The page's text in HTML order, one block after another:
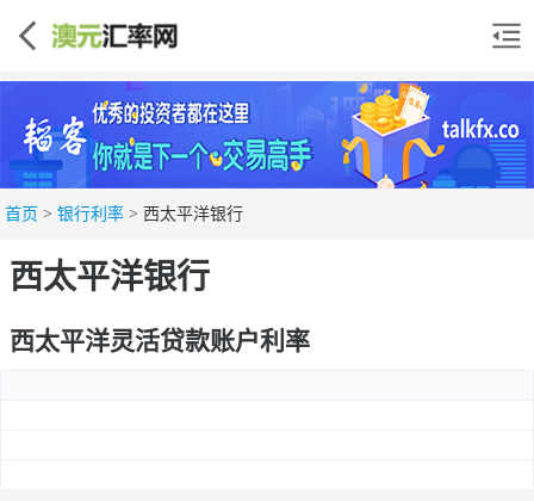
首页 > 银行利率 > 西太平洋银行
西太平洋银行
西太平洋灵活贷款账户利率